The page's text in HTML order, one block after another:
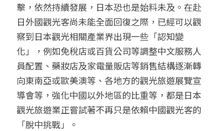
擊，依然持續發展，日本恐也是始料未及。在赴
日外國觀光客尚未能全面回復之際，已經可以觀
察到日本觀光相關產業界出現一些「認知變
化」，例如免稅店或百貨公司等調整中文服務人
員配置、藥妝店及家電量販店等銷售結構逐漸轉
向東南亞或歐美澳等、各地方的觀光旅遊展覽宣
導會等，強化中國以外地區的比重等，都是日本
觀光旅遊業正嘗試著不再只是依賴中國觀光客的
「脫中挑戰」。